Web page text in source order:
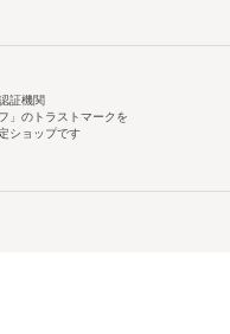
証機関
」のトラストマークを
ショップです